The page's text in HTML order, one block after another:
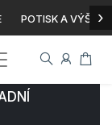
POTISK A ›